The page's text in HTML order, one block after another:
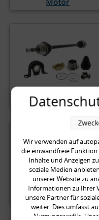
Motor
Radantrieb
Scheibenreinigung
Wir verwenden auf
die einwandfreie Funktion
Inhalte und Anzeigen
soziale Medien
unserer Website zu
Informationen zu Ihrer
unsere Partner für
weiter. Dies umfasst
Nutzungsprofile.